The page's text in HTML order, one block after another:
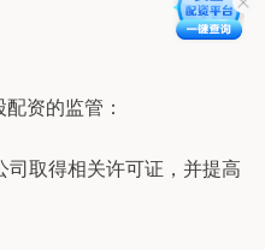
资的监管：
取得相关许可证，并提高